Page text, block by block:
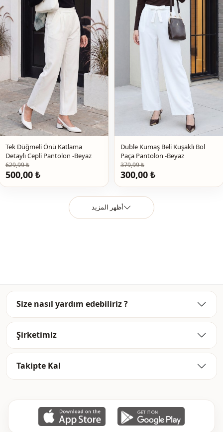
الاستخدام يومي
الاستخدام سفر
Tek Düğmeli Önü Katlama
Detaylı Cepli Pantolon -Beyaz
629,99 ₺
500,00 ₺
Duble Kumaş Beli Kuşaklı Bol
Paça Pantolon -Beyaz
379,99 ₺
300,00 ₺
أظهر المزيد
Size nasıl yardım edebiliriz ?
Şirketimiz
Takipte Kal